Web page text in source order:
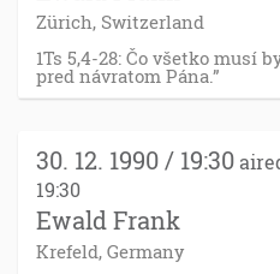
Zürich, Switzerland
1Ts 5,4-28: Čo všetko musí
pred návratom Pána.”
30. 12. 1990 / 19:30
19:30
Ewald Frank
Krefeld, Germany